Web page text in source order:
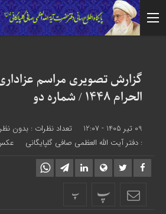
گزارش تصویری مراسم
الحرام 1448 / شماره دو
09 تیر 1405 - 12:07 تعداد نظرات : بدون نظر
: دفتر آیت الله العظمی صافی گلپایگانی
پ پ